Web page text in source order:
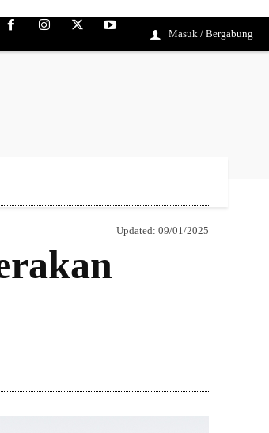
Masuk / Bergabung
Updated: 09/01/2025